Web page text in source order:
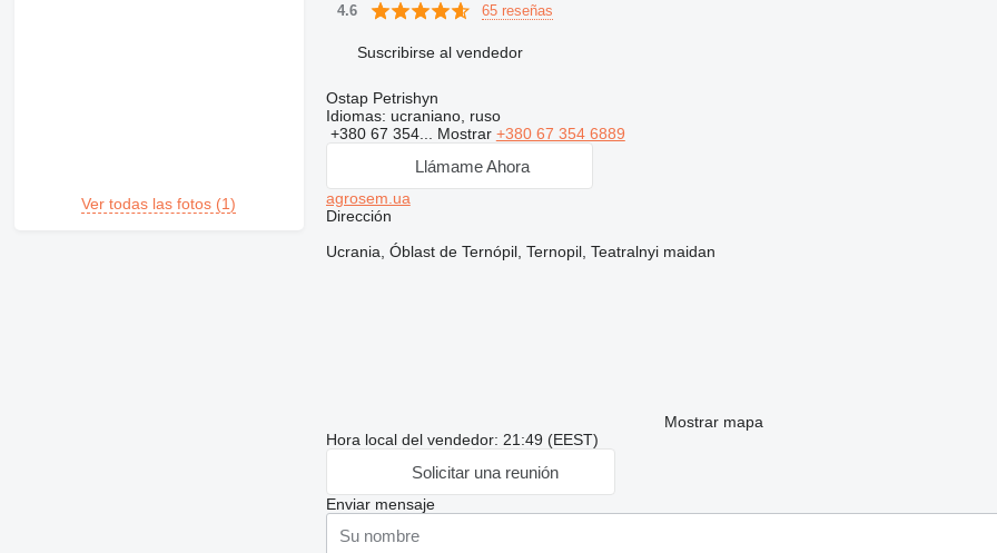
Ver todas las fotos (1)
4.6 65 reseñas
Suscribirse al vendedor
Ostap Petrishyn
Idiomas: ucraniano, ruso
+380 67 354... Mostrar +380 67 354 6889
Llámame Ahora
agrosem.ua
Dirección
Ucrania, Óblast de Ternópil, Ternopil, Teatralnyi maidan
Mostrar mapa
Hora local del vendedor: 21:49 (EEST)
Solicitar una reunión
Enviar mensaje